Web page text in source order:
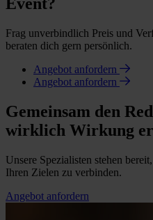
Event?
Frag unverbindlich Preis und
beraten dich gern persönlich.
Angebot anfordern
Angebot anfordern
Gemeinsam den
wirklich Wirkung
Unsere Spezialisten stehen
Ihren Zielen zu verbinden.
Angebot anfordern